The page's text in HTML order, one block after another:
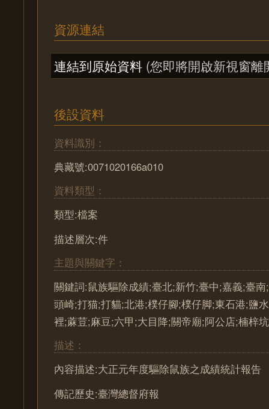
資源連結
連結到原始資料 (您即將開啟新視窗離
後設資料
資料識別：
典藏號:0071020166a010
資料類型：
類型:檔案
描述層次:件
主題與關鍵字：
關鍵詞:鼠族驅除成績;臺北;新竹;臺中;嘉義;臺
頭崎;打猫;打貓;北港;樸仔腳;樸仔脚;東石港;鹽
裡;蔴荳;麻豆;六甲;大目降;關帝廟;阿公店;楠梓
描述：
內容描述:大正元年度驅除鼠族之成績統計報告
傳記歷史:臺灣總督府報